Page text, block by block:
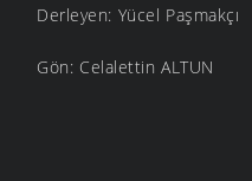
Derleyen: Yücel Paşmakçı
Gön: Celalettin ALTUN